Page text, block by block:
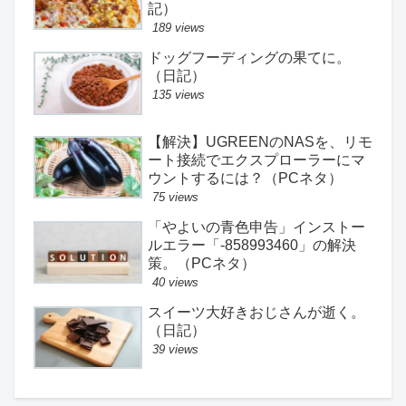
記）
189 views
ドッグフーディングの果てに。
（日記）
135 views
【解決】UGREENのNASを、リモ
ート接続でエクスプローラーにマ
ウントするには？（PCネタ）
75 views
「やよいの青色申告」インストー
ルエラー「-858993460」の解決
策。（PCネタ）
40 views
スイーツ大好きおじさんが逝く。
（日記）
39 views